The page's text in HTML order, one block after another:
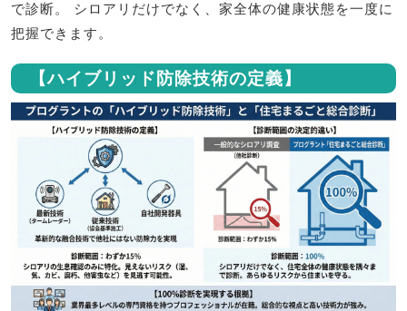
で診断。 シロアリだけでなく、家全体の健康状態を一度に
把握できます。
【ハイブリッド防除技術の定義】